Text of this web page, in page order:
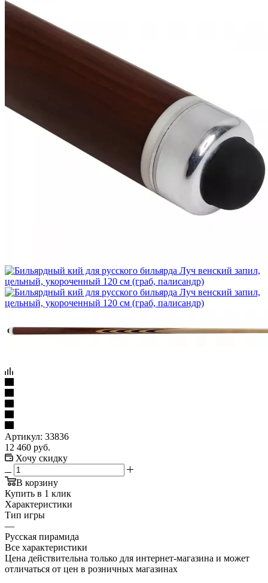
Артикул: 33836
12 460 руб.
Хочу скидку
В корзину
Купить в 1 клик
Характеристики
Тип игры
—
Русская пирамида
Все характеристики
Цена действительна только для интернет-магазина и может
отличаться от цен в розничных магазинах